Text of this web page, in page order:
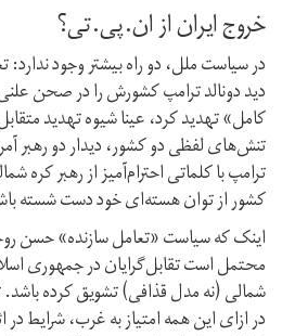
خروج ایران از ان‌.پی.تی؟
در سیاست ملل، دو راه بیشتر وجود ندارد:
دید دونالد ترامپ کشورش را در صحن
کامل» تهدید کرد، عینا شیوه تهدید
تنش‌های لفظی دو کشور، دیدار دو رهبر
ترامپ با کلماتی احترام‌آمیز از رهبر کره‌
کشور از توان هسته‌ای خود دست شسته
اینک که سیاست «تعامل سازنده» حسن
محتمل است تقابل‌گرایان در جمهوری
شمالی (نه مدل قذافی) تشویق کرده
در ازای این همه امتیاز به غرب، شرایط